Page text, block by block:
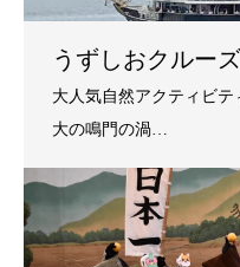
うずしおクルーズ